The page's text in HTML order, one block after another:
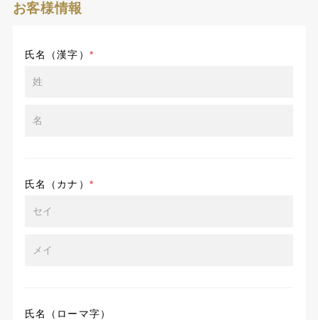
お客様情報
氏名（漢字） *
氏名（カナ） *
氏名（ローマ字）